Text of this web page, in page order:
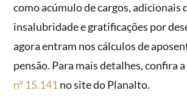
como acúmulo de cargos, adicionais
insalubridade e gratificações por
agora entram nos cálculos de
pensão. Para mais detalhes, confira
nº 15.141 no site do Planalto.